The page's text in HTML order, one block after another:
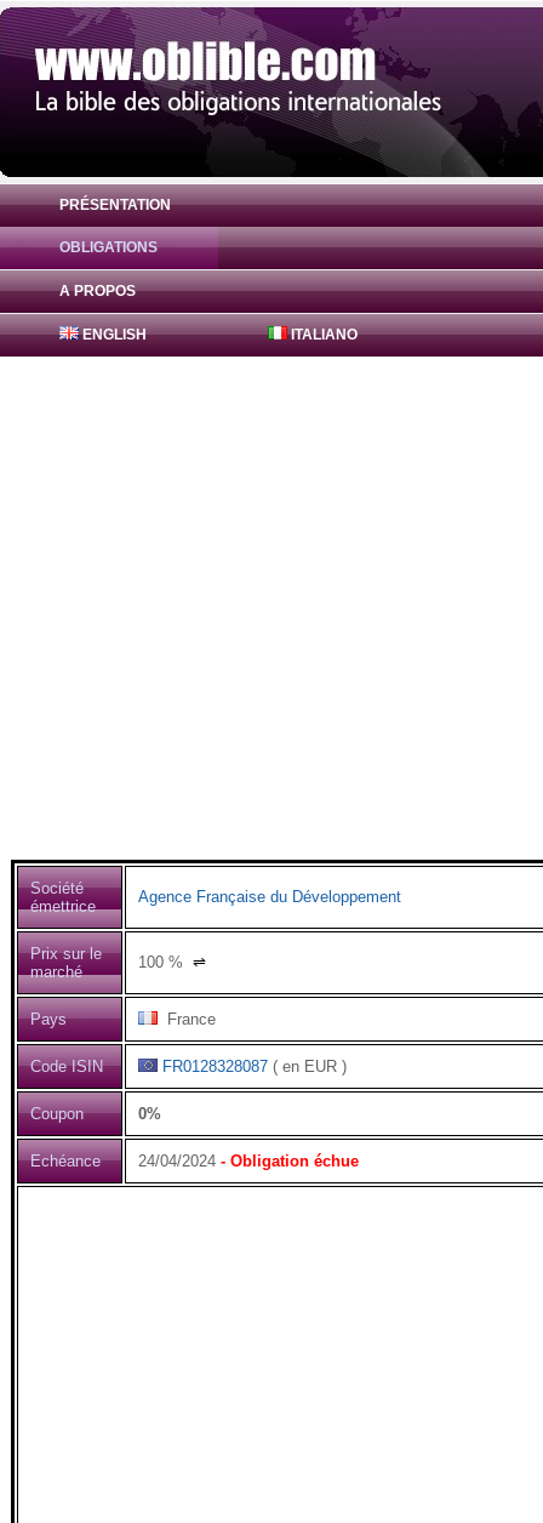
PRÉSENTATION
OBLIGATIONS
A PROPOS
ENGLISH ITALIANO
Obligation Agence Française du
Société
émettrice
Agence Française du Développement
Prix sur le
marché
100 % ⇌
Pays France
Code ISIN FR0128328087 ( en EUR )
Coupon 0%
Echéance 24/04/2024 - Obligation échue